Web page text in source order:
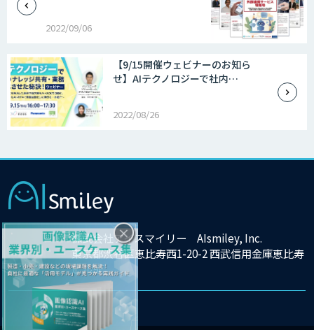
2022/09/06
【9/15開催ウェビナーのお知ら
せ】AIテクノロジーで社内…
2022/08/26
株式会社アイスマイリー AIsmiley, Inc.
東京都渋谷区恵比寿西1-20-2 西武信用金庫恵比寿
ビル9F
×